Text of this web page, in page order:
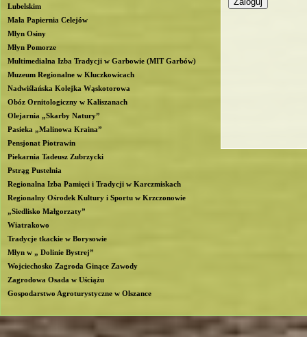
n
Lubelskim
Mała Papiernia Celejów
Młyn Osiny
Młyn Pomorze
Multimedialna Izba Tradycji w Garbowie (MIT Garbów)
Muzeum Regionalne w Kluczkowicach
Nadwiślańska Kolejka Wąskotorowa
Obóz Ornitologiczny w Kaliszanach
Olejarnia „Skarby Natury”
Pasieka „Malinowa Kraina”
Pensjonat Piotrawin
Piekarnia Tadeusz Zubrzycki
Pstrąg Pustelnia
Regionalna Izba Pamięci i Tradycji w Karczmiskach
Regionalny Ośrodek Kultury i Sportu w Krzczonowie
„Siedlisko Małgorzaty”
Wiatrakowo
Tradycje tkackie w Borysowie
Młyn w „ Dolinie Bystrej”
Wojciechosko Zagroda Ginące Zawody
Zagrodowa Osada w Uściążu
Gospodarstwo Agroturystyczne w Olszance